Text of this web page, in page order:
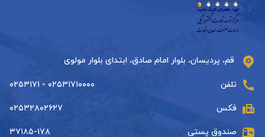
قم، پردیسان، بلوار امام صادق، ابتدای بلوار مولوی
تلفن ۰۲۵۳۱۷۱۰۰۰۰ - ۰۲۵۳۱۷۱
فکس ۰۲۵۳۲۸۰۲۶۲۷
صندوق پستی ۳۷۱۸۵-۱۷۸